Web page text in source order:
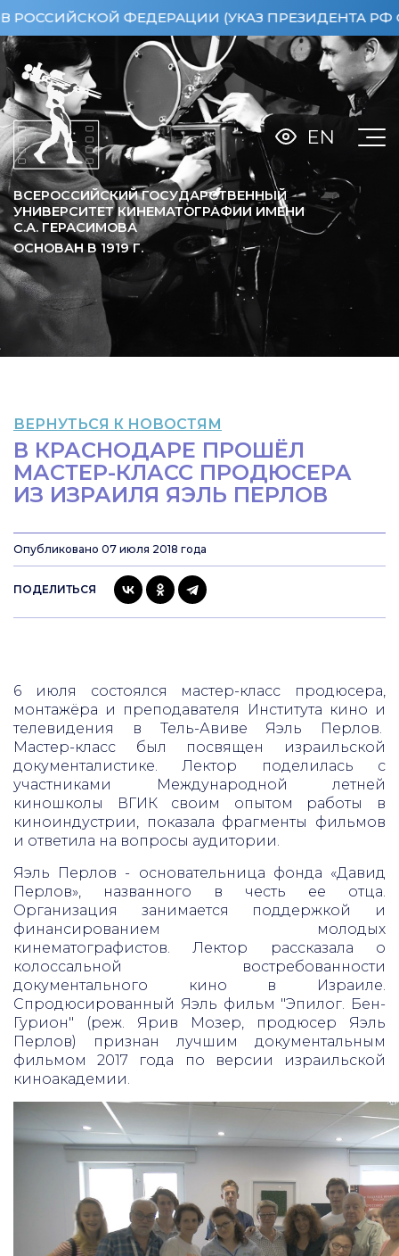
ФЕДЕРАЦИИ (УКАЗ ПРЕЗИДЕНТА РФ ОТ
ВСЕРОССИЙСКИЙ ГОСУДАРСТВЕННЫЙ
УНИВЕРСИТЕТ КИНЕМАТОГРАФИИ ИМЕНИ
С.А. ГЕРАСИМОВА
ОСНОВАН В 1919Г.
EN
ВЕРНУТЬСЯ К НОВОСТЯМ
В КРАСНОДАРЕ ПРОШЁЛ
МАСТЕР-КЛАСС ПРОДЮСЕРА
ИЗ ИЗРАИЛЯ ЯЭЛЬ ПЕРЛОВ
Опубликовано 07 июля 2018 года
ПОДЕЛИТЬСЯ
6 июля состоялся мастер-класс продюсера,
монтажёра и преподавателя Института кино и
телевидения в Тель-Авиве Яэль Перлов.
Мастер-класс был посвящен израильской
документалистике. Лектор поделилась с
участниками Международной летней
киношколы ВГИК своим опытом работы в
киноиндустрии, показала фрагменты фильмов
и ответила на вопросы аудитории.
Яэль Перлов - основательница фонда «Давид
Перлов», названного в честь ее отца.
Организация занимается поддержкой и
финансированием молодых
кинематографистов. Лектор рассказала о
колоссальной востребованности
документального кино в Израиле.
Спродюсированный Яэль фильм "Эпилог. Бен-
Гурион" (реж. Ярив Мозер, продюсер Яэль
Перлов) признан лучшим документальным
фильмом 2017 года по версии израильской
киноакадемии.